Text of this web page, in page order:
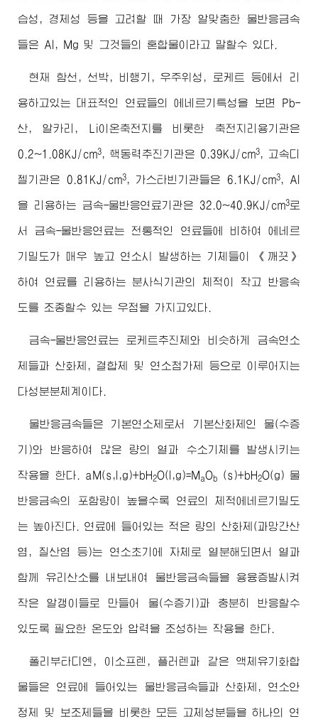
습성, 경제성 등을 고려할 때 가장 알맞춤한 물반응금속
들은 Al, Mg 및 그것들의 혼합물이라고 말할수 있다.
현재 함선, 선박, 비행기, 우주위성, 로케트 등에서 리
용하고있는 대표적인 연료들의 에네르기특성을 보면 Pb-
산, 알카리, Li이온축전지를 비롯한 축전지리용기관은
0.2~1.08KJ/cm3, 핵동력추진기관은 0.39KJ/cm3, 고속디
젤기관은 0.81KJ/cm3, 가스타빈기관들은 6.1KJ/cm3, Al
을 리용하는 금속-물반응연료기관은 32.0~40.9KJ/cm3로
서 금속-물반응연료는 전통적인 연료들에 비하여 에네르
기밀도가 매우 높고 연소시 발생하는 기체들이 《깨끗》
하여 연료를 리용하는 분사식기관의 체적이 작고 반응속
도를 조종할수 있는 우점을 가지고있다.
금속-물반응연료는 로케트추진제와 비슷하게 금속연소
제들과 산화제, 결합제 및 연소첨가제 등으로 이루어지는
다성분분체계이다.
물반응금속들은 기본연소제로서 기본산화제인 물(수증
기)와 반응하여 많은 량의 열과 수소기체를 발생시키는
작용을 한다. aM(s,l,g)+bH 2O(l,g)=M aOb (s)+bH 2O(g) 물
반응금속의 포함량이 높을수록 연료의 체적에네르기밀도
는 높아진다. 연료에 들어있는 적은 량의 산화제(과망간산
염, 질산염 등)는 연소초기에 자체로 열분해되면서 열과
함께 유리산소를 내보내여 물반응금속들을 용융증발시켜
작은 알갱이들로 만들어 물(수증기)과 충분히 반응할수
있도록 필요한 온도와 압력을 조성하는 작용을 한다.
폴리부타디엔, 이소프렌, 플러렌과 같은 액체유기화합
물들은 연료에 들어있는 물반응금속들과 산화제, 연소안
정제 및 보조제들을 비롯한 모든 고체성분들을 하나의 연